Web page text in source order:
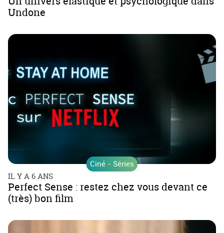
Undone
Ciné - Séries
IL Y A 6 ANS
Perfect Sense : restez chez vous devant ce
(très) bon film